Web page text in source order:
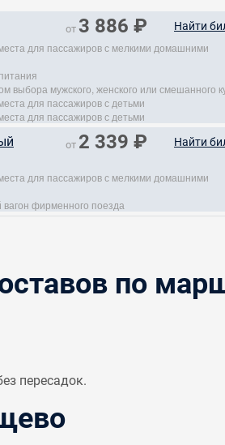
от3 886 ₽ Найти
для пассажиров с мелкими домашними
выбора мужского, женского или смешанного
для пассажиров с детьми
для пассажиров с детьми
от 2 339 ₽ Найти
для пассажиров с мелкими домашними
фирменного поезда
по
пересадок.